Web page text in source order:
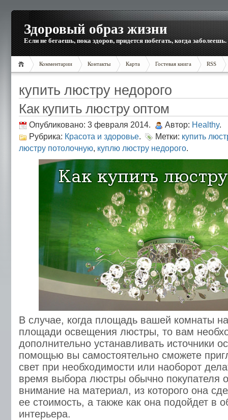
Здоровый образ жизни
Если не бегаешь, пока здоров, придется побегать, когда заболеешь.
Комментарии Контакты Карта Гостевая книга RSS
купить люстру недорого
Как купить люстру оптом
Опубликовано: 3 февраля 2014. Автор: Healthy.
Рубрика: Красота и здоровье. Метки: купить
люстру потолочную, куплю люстру недорого.
В случае, когда площадь вашей комнаты
площади освещения люстры, то вам
дополнительно устанавливать источники
помощью вы самостоятельно сможете
свет при необходимости или наоборот
время выбора люстры обычно покупателя
внимание на материал, из которого она
ее стоимость, а также как она подойдет в
интерьера.